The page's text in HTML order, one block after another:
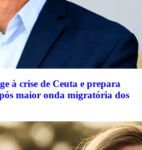
à crise de Ceuta e prepara
maior onda migratória dos